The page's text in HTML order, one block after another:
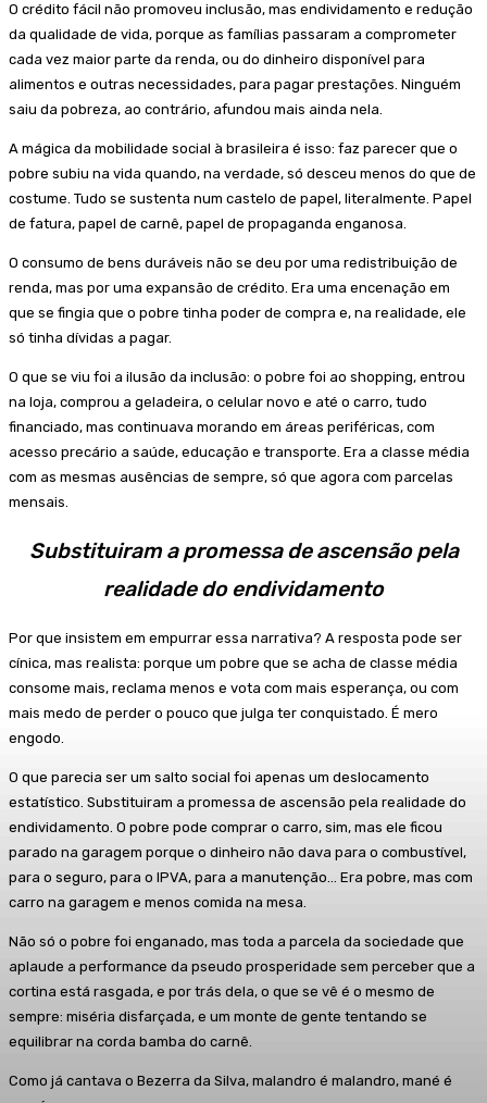
O crédito fácil não promoveu inclusão, mas endividamento e redução
da qualidade de vida, porque as famílias passaram a comprometer
cada vez maior parte da renda, ou do dinheiro disponível para
alimentos e outras necessidades, para pagar prestações. Ninguém
saiu da pobreza, ao contrário, afundou mais ainda nela.
A mágica da mobilidade social à brasileira é isso: faz parecer que o
pobre subiu na vida quando, na verdade, só desceu menos do que de
costume. Tudo se sustenta num castelo de papel, literalmente. Papel
de fatura, papel de carnê, papel de propaganda enganosa.
O consumo de bens duráveis não se deu por uma redistribuição de
renda, mas por uma expansão de crédito. Era uma encenação em
que se fingia que o pobre tinha poder de compra e, na realidade, ele
só tinha dívidas a pagar.
O que se viu foi a ilusão da inclusão: o pobre foi ao shopping, entrou
na loja, comprou a geladeira, o celular novo e até o carro, tudo
financiado, mas continuava morando em áreas periféricas, com
acesso precário a saúde, educação e transporte. Era a classe média
com as mesmas ausências de sempre, só que agora com parcelas
mensais.
Substituiram a promessa de ascensão pela
realidade do endividamento
Por que insistem em empurrar essa narrativa? A resposta pode ser
cínica, mas realista: porque um pobre que se acha de classe média
consome mais, reclama menos e vota com mais esperança, ou com
mais medo de perder o pouco que julga ter conquistado. É mero
engodo.
O que parecia ser um salto social foi apenas um deslocamento
estatístico. Substituiram a promessa de ascensão pela realidade do
endividamento. O pobre pode comprar o carro, sim, mas ele ficou
parado na garagem porque o dinheiro não dava para o combustível,
para o seguro, para o IPVA, para a manutenção… Era pobre, mas com
carro na garagem e menos comida na mesa.
Não só o pobre foi enganado, mas toda a parcela da sociedade que
aplaude a performance da pseudo prosperidade sem perceber que a
cortina está rasgada, e por trás dela, o que se vê é o mesmo de
sempre: miséria disfarçada, e um monte de gente tentando se
equilibrar na corda bamba do carnê.
Como já cantava o Bezerra da Silva, malandro é malandro, mané é